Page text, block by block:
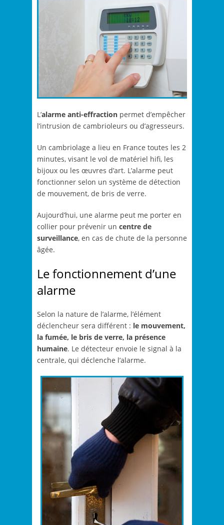
L’alarme anti-effraction permet d’empêcher
l’intrusion de cambrioleurs ou d’agresseurs.
Un cambriolage a lieu en France toutes les 2
minutes, visant le vol de matériel hifi, les
bijoux ou les œuvres d’art. L’alarme peut
fonctionner selon un système de détection
de mouvement, de bris de verre.
Aujourd’hui, une alarme peut me porter en
collier pour prévenir un centre de
surveillance, en cas de chute de la personne
âgée.
Le fonctionnement d’une
alarme
Selon la nature de l’alarme, l’élément
déclencheur sera différent : le mouvement,
la fumée, le bris de verre, la présence
humaine. Le détecteur envoie le signal à la
centrale, qui déclenche l’alarme.